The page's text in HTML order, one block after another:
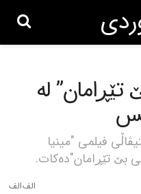
تێڕامان” لە
فیلمی "مینیا
بێ تێڕامان"دەکات.